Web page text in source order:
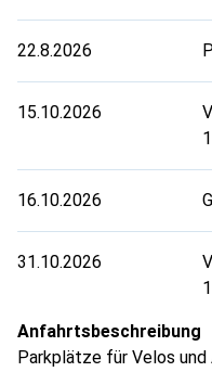
22.8.2026
15.10.2026
16.10.2026
31.10.2026
Anfahrtsbeschreibung
Parkplätze für Velos